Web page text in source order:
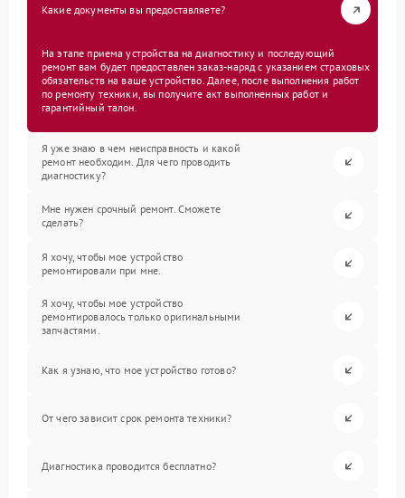
Какие документы вы предоставляете?
На этапе приема устройства на диагностику и последующий
ремонт вам будет предоставлен заказ-наряд с указанием страховых
обязательств на ваше устройство. Далее, после выполнения работ
по ремонту техники, вы получите акт выполненных работ и
гарантийный талон.
Я уже знаю в чем неисправность и какой
ремонт необходим. Для чего проводить
диагностику?
Мне нужен срочный ремонт. Сможете
сделать?
Я хочу, чтобы мое устройство
ремонтировали при мне.
Я хочу, чтобы мое устройство
ремонтировалось только оригинальными
запчастями.
Как я узнаю, что мое устройство готово?
От чего зависит срок ремонта техники?
Диагностика проводится бесплатно?